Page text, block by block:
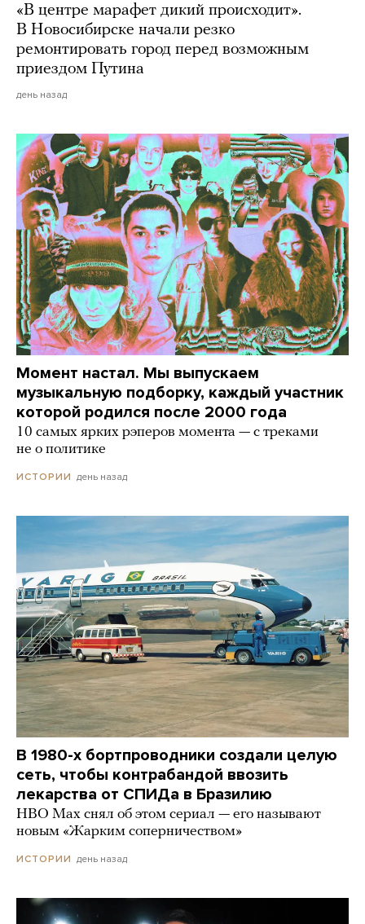
«В центре марафет дикий происходит».
В Новосибирске начали резко
ремонтировать город перед возможным
приездом Путина
день назад
Момент настал. Мы выпускаем
музыкальную подборку, каждый участник
которой родился после 2000 года
10 самых ярких рэперов момента — с треками
не о политике
ИСТОРИИ день назад
В 1980-х бортпроводники создали целую
сеть, чтобы контрабандой ввозить
лекарства от СПИДа в Бразилию
HBO Max снял об этом сериал — его называют
новым «Жарким соперничеством»
ИСТОРИИ день назад